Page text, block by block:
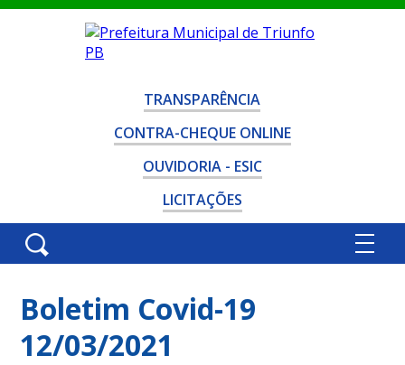
TRANSPARÊNCIA
CONTRA-CHEQUE ONLINE
OUVIDORIA - ESIC
LICITAÇÕES
Boletim Covid-19
12/03/2021